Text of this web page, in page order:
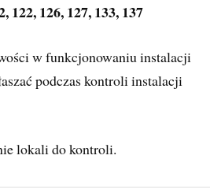
122, 126, 127, 133, 137
w funkcjonowaniu instalacji
podczas kontroli instalacji
lokali do kontroli.